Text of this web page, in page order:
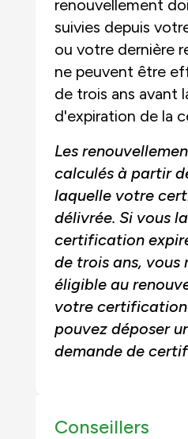
renouvellement
suivies depuis
ou votre dernière
ne peuvent être
de trois ans avant
d'expiration de la
Les
calculés à partir
laquelle votre
délivrée. Si vous
certification
de trois ans, vous
éligible au
votre
pouvez déposer
demande de
Conseillers